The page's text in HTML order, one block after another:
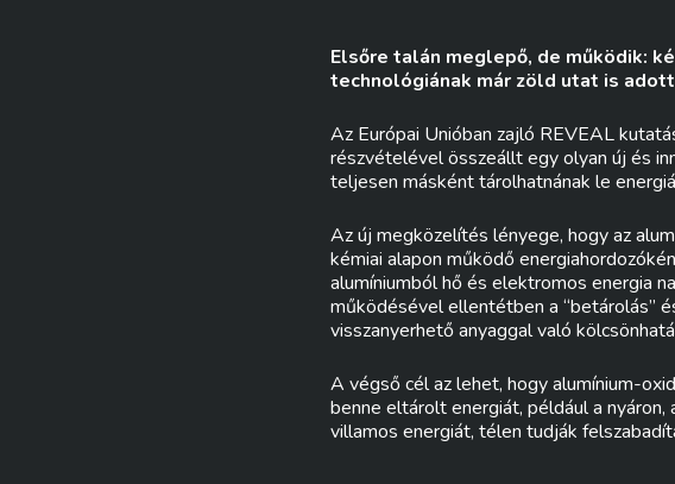
Elsőre talán meglepő, de működik:
technológiának már zöld utat is adott
Az Európai Unióban zajló REVEAL
részvételével összeállt egy olyan új és
teljesen másként tárolhatnának le
Az új megközelítés lényege, hogy az
kémiai alapon működő
alumíniumból hő és elektromos energia
működésével ellentétben a “betárolás”
visszanyerhető anyaggal való
A végső cél az lehet, hogy alumínium-
benne eltárolt energiát, például a
villamos energiát, télen tudják